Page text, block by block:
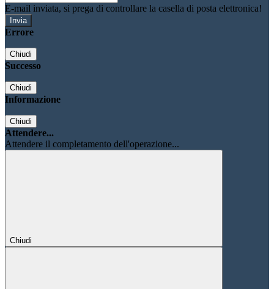
E-mail inviata, si prega di controllare la casella di posta elettronica!
Errore
Chiudi
Successo
Chiudi
Informazione
Chiudi
Attendere...
Attendere il completamento dell'operazione...
Chiudi